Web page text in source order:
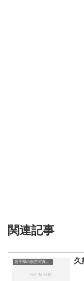
関連記事
岩手県の航空写真・空中写真 久